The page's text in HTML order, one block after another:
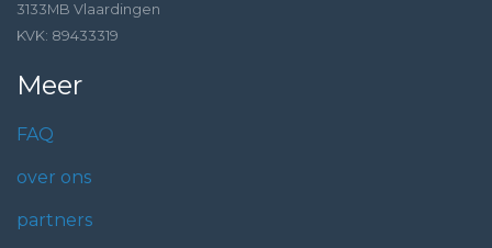
3133MB Vlaardingen
KVK: 89433319
Meer
FAQ
over ons
partners